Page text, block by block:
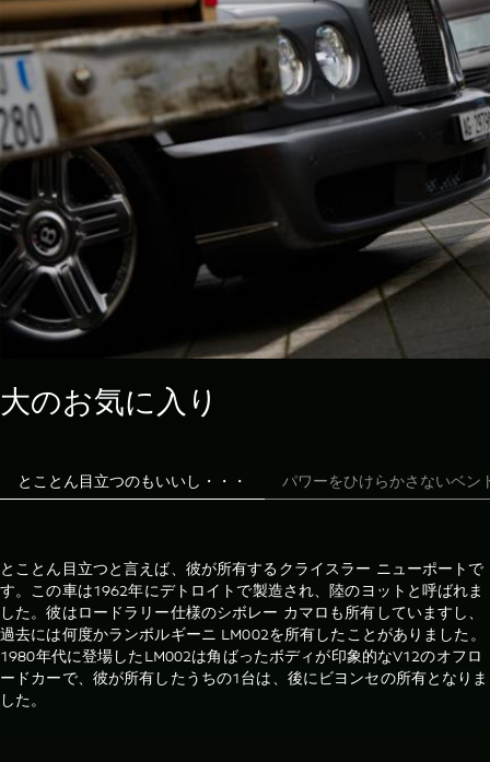
大のお気に入り
とことん目立つのもいいし・・・ パワーをひけらかさないベン
とことん目立つと言えば、彼が所有するクライスラー ニューポートで
す。この車は1962年にデトロイトで製造され、陸のヨットと呼ばれま
した。彼はロードラリー仕様のシボレー カマロも所有していますし、
過去には何度かランボルギーニ LM002を所有したことがありました。
1980年代に登場したLM002は角ばったボディが印象的なV12のオフロ
ードカーで、彼が所有したうちの1台は、後にビヨンセの所有となりま
した。